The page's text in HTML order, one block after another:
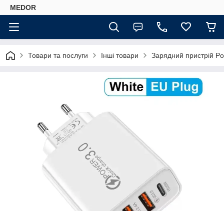
MEDOR
Товари та послуги Інші товари Зарядний пристрій